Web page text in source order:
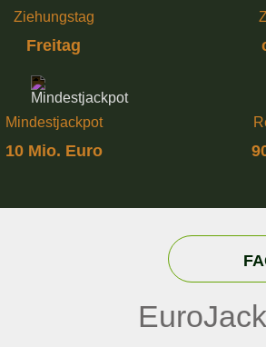
Ziehungstag
Freitag
Mindestjackpot
10 Mio. Euro